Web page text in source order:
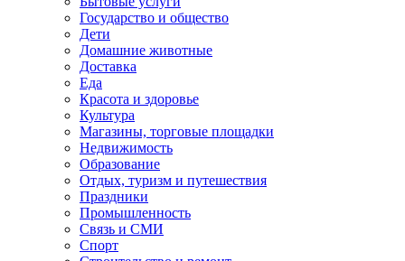
Государство и общество
Дети
Домашние животные
Доставка
Еда
Красота и здоровье
Культура
Магазины, торговые площадки
Недвижимость
Образование
Отдых, туризм и путешествия
Праздники
Промышленность
Связь и СМИ
Спорт